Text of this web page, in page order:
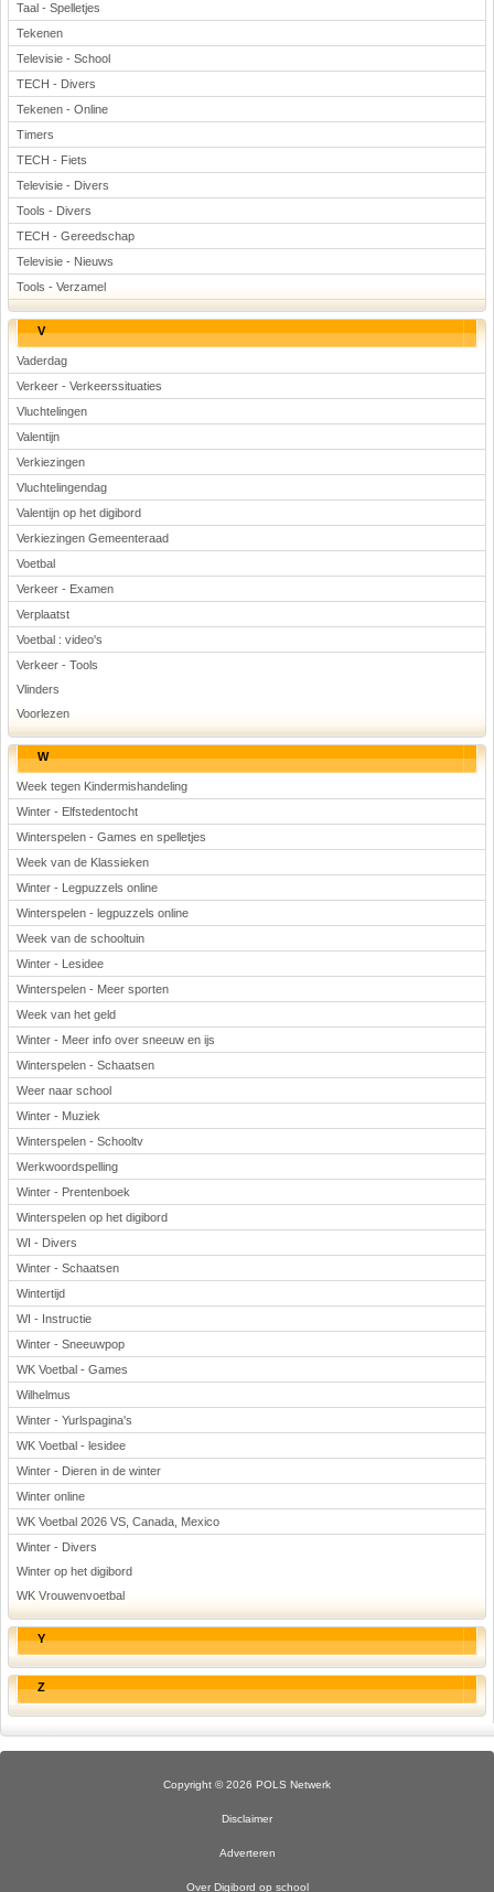
Taal - Spelletjes
Tekenen
Televisie - School
TECH - Divers
Tekenen - Online
Timers
TECH - Fiets
Televisie - Divers
Tools - Divers
TECH - Gereedschap
Televisie - Nieuws
Tools - Verzamel
V
Vaderdag
Verkeer - Verkeerssituaties
Vluchtelingen
Valentijn
Verkiezingen
Vluchtelingendag
Valentijn op het digibord
Verkiezingen Gemeenteraad
Voetbal
Verkeer - Examen
Verplaatst
Voetbal : video's
Verkeer - Tools
Vlinders
Voorlezen
W
Week tegen Kindermishandeling
Winter - Elfstedentocht
Winterspelen - Games en spelletjes
Week van de Klassieken
Winter - Legpuzzels online
Winterspelen - legpuzzels online
Week van de schooltuin
Winter - Lesidee
Winterspelen - Meer sporten
Week van het geld
Winter - Meer info over sneeuw en ijs
Winterspelen - Schaatsen
Weer naar school
Winter - Muziek
Winterspelen - Schooltv
Werkwoordspelling
Winter - Prentenboek
Winterspelen op het digibord
WI - Divers
Winter - Schaatsen
Wintertijd
WI - Instructie
Winter - Sneeuwpop
WK Voetbal - Games
Wilhelmus
Winter - Yurlspagina's
WK Voetbal - lesidee
Winter - Dieren in de winter
Winter online
WK Voetbal 2026 VS, Canada, Mexico
Winter - Divers
Winter op het digibord
WK Vrouwenvoetbal
Y
Z
Copyright © 2026 POLS Netwerk
Disclaimer
Adverteren
Over Digibord op school